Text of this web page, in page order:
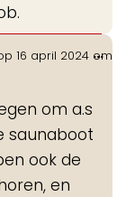
16 april 2024 om
om a.s
saunaboot
ook de
en
...